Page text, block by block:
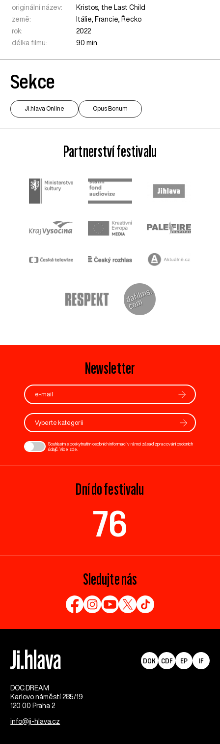
originální název:
Kristos, the Last Child
země:
Itálie, Francie, Řecko
rok:
2022
délka filmu:
90 min.
Sekce
Ji.hlava Online Opus Bonum
Partnerství festivalu
Newsletter
Vyberte kategorii
Souhlasím s poskytnutím osobních informací v rámci zásad zpracování osobních
údajů. Více zde
Dní do festivalu
76
Sledujte nás
DOC.DREAM​
Karlovo náměstí 285/19
120 00 Praha 2
info@ji-hlava.cz
DOK CDF EP IF